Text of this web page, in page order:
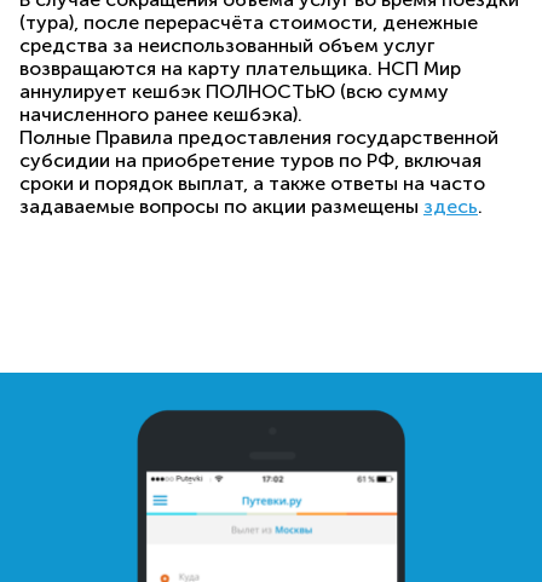
(тура), после перерасчёта стоимости, денежные
средства за неиспользованный объем услуг
возвращаются на карту плательщика. НСП Мир
аннулирует кешбэк ПОЛНОСТЬЮ (всю сумму
начисленного ранее кешбэка).
Полные Правила предоставления государственной
субсидии на приобретение туров по РФ, включая
сроки и порядок выплат, а также ответы на часто
задаваемые вопросы по акции размещены здесь.